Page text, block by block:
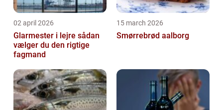
02 april 2026
Glarmester i lejre sådan
vælger du den rigtige
fagmand
15 march 2026
Smørrebrød aalborg